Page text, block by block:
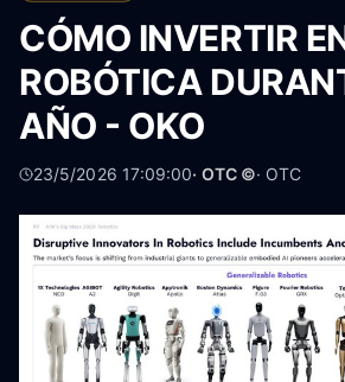
CÓMO INVERTIR
ROBÓTICA
AÑO - OKO
23/5/2026 17:09:00· OTC ©· OTC